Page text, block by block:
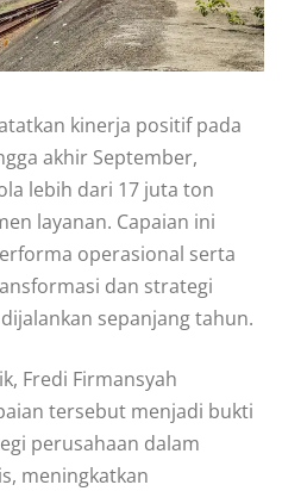
kinerja positif pada
akhir September,
lebih dari 17 juta ton
layanan. Capaian ini
operasional serta
dan strategi
sepanjang tahun.
Fredi Firmansyah
tersebut menjadi bukti
perusahaan dalam
meningkatkan